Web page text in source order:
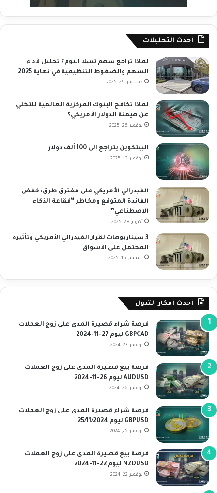
أحدث التحليلات
لماذا تراجع سهم تسلا اليوم؟ تحليل لأداء
السهم والضغوط التنظيمية في نهاية 2025
ديسمبر 29, 2025
لماذا تكافح البنوك المركزية العالمية للتخلي
عن هيمنة الدولار الأمريكي؟
نوفمبر 26, 2025
البيتكوين يتراجع إلى 100 ألف دولار
نوفمبر 13, 2025
الفيدرالي الأمريكي على مفترق طرق: خفض
الفائدة المتوقع ومخاطر “فقاعة الذكاء
الاصطناعي”
أكتوبر 28, 2025
3 سيناريوهات لقرار الفيدرالي الأمريكي وتأثيره
المحتمل على الأسواق
سبتمبر 16, 2025
أحدث أفكار التدول
فرصة شراء قصيرة المدى على زوج العملات
GBPCAD ليوم 27-11-2024
نوفمبر 27, 2024
فرصة بيع قصيرة المدى على زوج العملات
AUDUSD ليوم 26-11-2024
نوفمبر 26, 2024
فرصة شراء قصيرة المدى على زوج العملات
GBPUSD ليوم 25/11/2024
نوفمبر 25, 2024
فرصة بيع قصيرة المدى على زوج العملات
NZDUSD ليوم 22-11-2024
نوفمبر 22, 2024